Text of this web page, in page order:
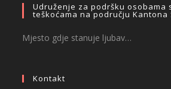
Udruženje za podršku osobama
teškoćama na području Kantona
Mjesto gdje stanuje ljubav…
Kontakt